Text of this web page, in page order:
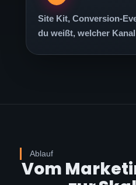
Site Kit, Conversion-
du weißt, welcher
Ablauf
Vom